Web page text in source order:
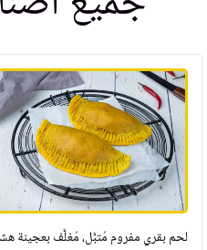
لحم بقري مفروم مُتبَّل، مُغلَّف بعجينة